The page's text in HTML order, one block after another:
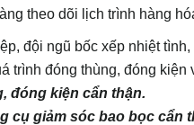
theo dõi lịch trình hàng
đội ngũ bốc xếp nhiệt
trình đóng thùng, đóng kiện
đóng kiện cẩn thận.
cụ giảm sóc bao bọc cẩn